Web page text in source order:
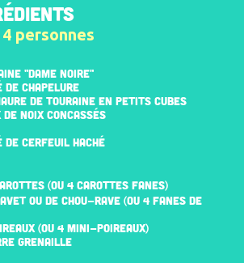
personnes
"DAME NOIRE"
CHAPELURE
DE TOURAINE EN PETITS CUBES
NOIX CONCASSÉS
CERFEUIL HACHÉ
(OU 4 CAROTTES FANES)
OU DE CHOU-RAVE (OU 4 FANES DE
(OU 4 MINI-POIREAUX)
GRENAILLE